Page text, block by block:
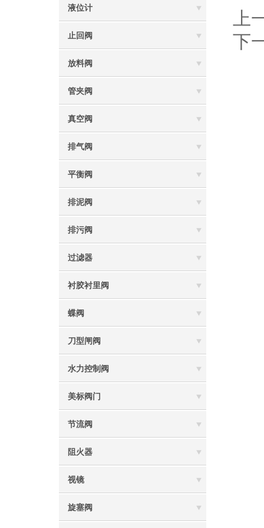
液位计
止回阀
放料阀
管夹阀
真空阀
排气阀
平衡阀
排泥阀
排污阀
过滤器
衬胶衬里阀
蝶阀
刀型闸阀
水力控制阀
美标阀门
节流阀
阻火器
视镜
旋塞阀
上
下